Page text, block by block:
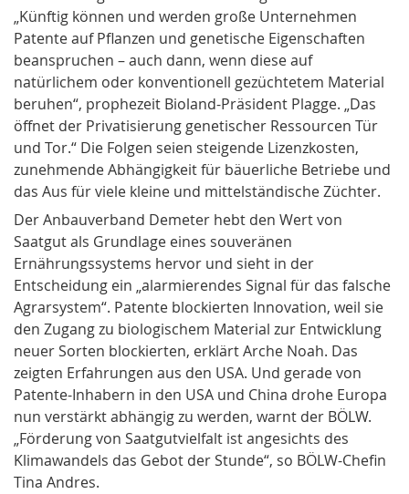
„Künftig können und werden große Unternehmen
Patente auf Pflanzen und genetische Eigenschaften
beanspruchen – auch dann, wenn diese auf
natürlichem oder konventionell gezüchtetem Material
beruhen“, prophezeit Bioland-Präsident Plagge. „Das
öffnet der Privatisierung genetischer Ressourcen Tür
und Tor.“ Die Folgen seien steigende Lizenzkosten,
zunehmende Abhängigkeit für bäuerliche Betriebe und
das Aus für viele kleine und mittelständische Züchter.
Der Anbauverband Demeter hebt den Wert von
Saatgut als Grundlage eines souveränen
Ernährungssystems hervor und sieht in der
Entscheidung ein „alarmierendes Signal für das falsche
Agrarsystem“. Patente blockierten Innovation, weil sie
den Zugang zu biologischem Material zur Entwicklung
neuer Sorten blockierten, erklärt Arche Noah. Das
zeigten Erfahrungen aus den USA. Und gerade von
Patente-Inhabern in den USA und China drohe Europa
nun verstärkt abhängig zu werden, warnt der BÖLW.
„Förderung von Saatgutvielfalt ist angesichts des
Klimawandels das Gebot der Stunde“, so BÖLW-Chefin
Tina Andres.